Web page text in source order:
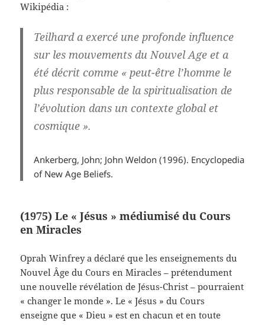
Wikipédia :
Teilhard a exercé une profonde influence
sur les mouvements du Nouvel Ageet a
été décrit comme « peut-être l’homme le
plus responsable de la spiritualisation de
l’évolution dans un contexte global et
cosmique ».
Ankerberg, John; John Weldon (1996). Encyclopedia
of New Age Beliefs.
(1975) Le « Jésus » médiumisé du Cours
en Miracles
Oprah Winfrey a déclaré que les enseignements du
Nouvel Âge du Cours en Miracles – prétendument
une nouvelle révélation de Jésus-Christ – pourraient
« changer le monde ». Le « Jésus » du Cours
enseigne que « Dieu » est en chacun et en toute